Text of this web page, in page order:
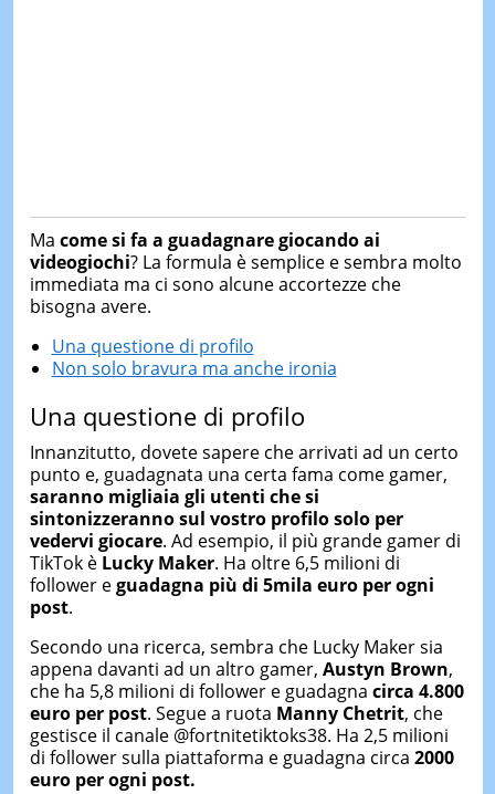
Ma come si fa a guadagnare giocando ai
videogiochi? La formula è semplice e sembra molto
immediata ma ci sono alcune accortezze che
bisogna avere.
Una questione di profilo
Non solo bravura ma anche ironia
Una questione di profilo
Innanzitutto, dovete sapere che arrivati ad un certo
punto e, guadagnata una certa fama come gamer,
saranno migliaia gli utenti che si
sintonizzeranno sul vostro profilo solo per
vedervi giocare. Ad esempio, il più grande gamer di
TikTok è Lucky Maker. Ha oltre 6,5 milioni di
follower eguadagna più di 5mila euro per ogni
post.
Secondo una ricerca, sembra che Lucky Maker sia
appena davanti ad un altro gamer, Austyn Brown,
che ha 5,8 milioni di follower e guadagna circa 4.800
euro per post. Segue a ruota Manny Chetrit, che
gestisce il canale @fortnitetiktoks38. Ha 2,5 milioni
di follower sulla piattaforma e guadagna circa 2000
euro per ogni post.